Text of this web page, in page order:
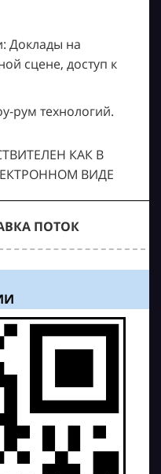
Доклады на
сцене, доступ к
рум технологий.
КАК В
ВИДЕ
ПОТОК